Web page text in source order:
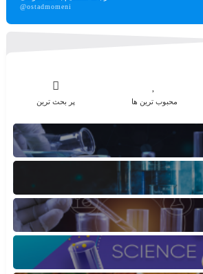
@ostadmomeni
محبوب ترین ها پر بحث ترین